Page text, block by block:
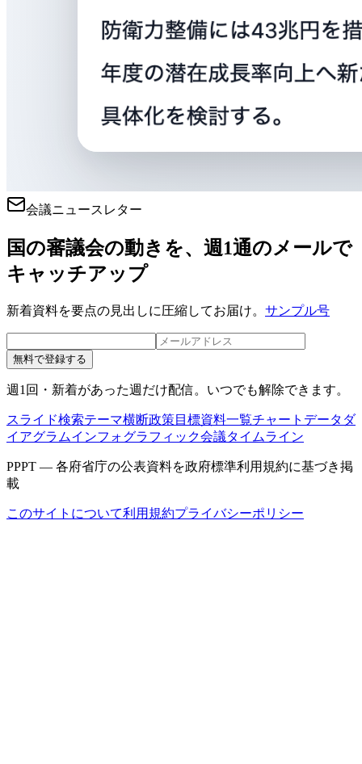
会議ニュースレター
国の審議会の動きを、週1通のメールで
キャッチアップ
新着資料を要点の見出しに圧縮してお届け。 サンプル号
無料で登録する
週1回・新着があった週だけ配信。いつでも解除できます。
スライド検索テーマ横断政策目標資料一覧チャートデータ ダ
イアグラムインフォグラフィック会議タイムライン
PPPT — 各府省庁の公表資料を政府標準利用規約に基づき掲
載
このサイトについて利用規約プライバシーポリシー